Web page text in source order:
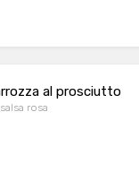
al prosciutto
rosa